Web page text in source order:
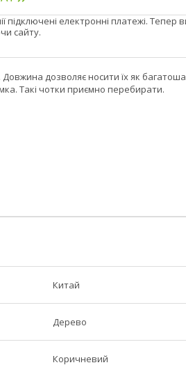
підключені електронні платежі.
сайту.
дозволяє носити їх як
Такі чотки приємно перебирати.
Китай
Дерево
Коричневий